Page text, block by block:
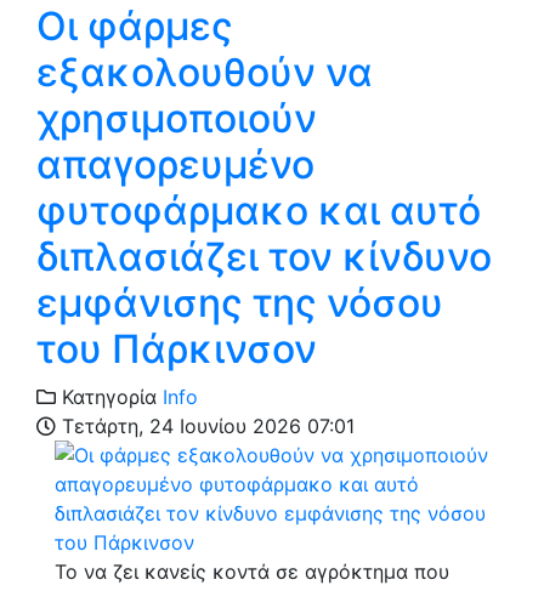
Οι φάρμες
εξακολουθούν να
χρησιμοποιούν
απαγορευμένο
φυτοφάρμακο και αυτό
διπλασιάζει τον κίνδυνο
εμφάνισης της νόσου
του Πάρκινσον
Κατηγορία Info
Τετάρτη, 24 Ιουνίου 2026 07:01
Το να ζει κανείς κοντά σε αγρόκτημα που